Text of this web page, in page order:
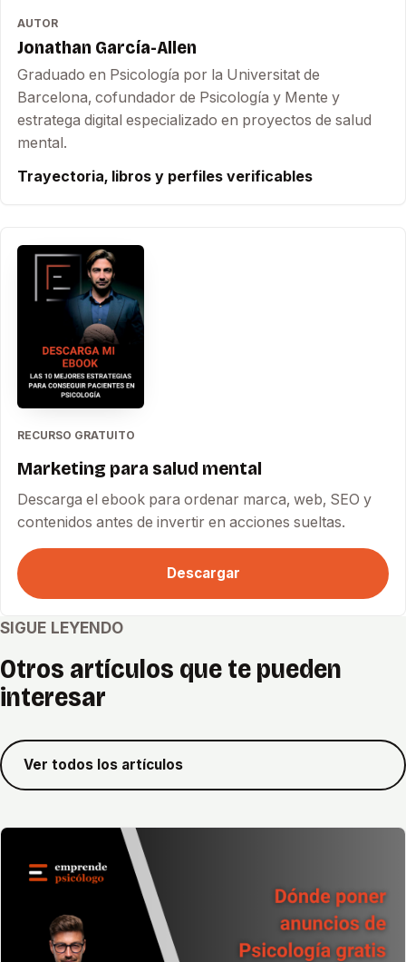
AUTOR
Jonathan García-Allen
Graduado en Psicología por la Universitat de
Barcelona, cofundador de Psicología y Mente y
estratega digital especializado en proyectos de salud
mental.
Trayectoria, libros y perfiles verificables
RECURSO GRATUITO
Marketing para salud mental
Descarga el ebook para ordenar marca, web, SEO y
contenidos antes de invertir en acciones sueltas.
Descargar
SIGUE LEYENDO
Otros artículos que te pueden
interesar
Ver todos los artículos